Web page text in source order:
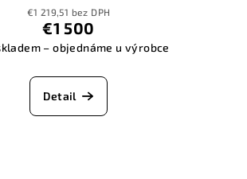
€1 219,51 bez DPH
€1 500
– objednáme u výrobce
Detail